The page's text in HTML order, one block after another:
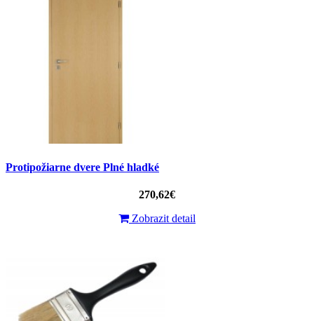
Protipožiarne dvere Plné hladké
270,62€
Zobrazit detail